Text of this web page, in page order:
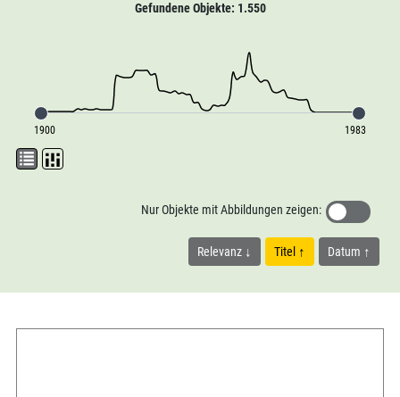
Gefundene Objekte: 1.550
1900 1983
Relevanz Titel Datum
Nur Objekte mit Abbildungen zeigen: